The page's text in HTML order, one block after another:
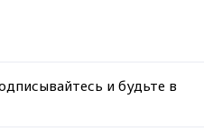
и будьте в